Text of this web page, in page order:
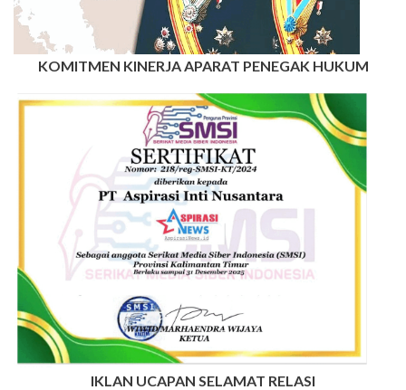
KOMITMEN KINERJA APARAT PENEGAK HUKUM
IKLAN UCAPAN SELAMAT RELASI